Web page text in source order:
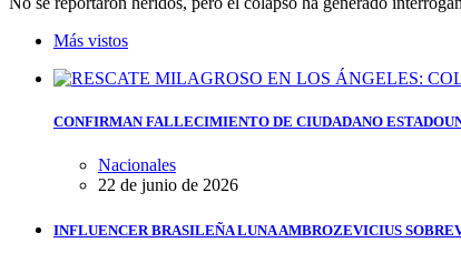
Más vistos
CONFIRMAN FALLECIMIENTO DE CIUDADANO
Nacionales
22 de junio de 2026
INFLUENCER BRASILEÑA LUNA AMBROZEVICIUS